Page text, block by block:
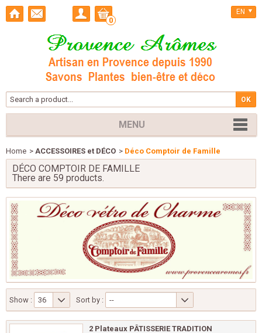
0
EN
MENU
Home > ACCESSOIRES et DÉCO > Déco Comptoir de Famille
DÉCO COMPTOIR DE FAMILLE
There are 59 products.
Show : 36 Sort by : --
2 Plateaux PÂTISSERIE TRADITION